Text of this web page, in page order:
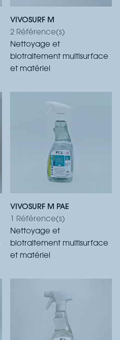
VIVOSURF M
2 Référence(s)
Nettoyage et
biotraitement multisurface
et matériel
VIVOSURF M PAE
1 Référence(s)
Nettoyage et
biotraitement multisurface
et matériel